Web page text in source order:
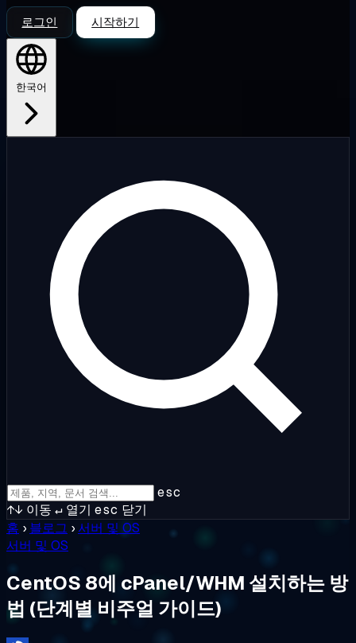
로그인 시작하기
한국어
esc
↑↓ 이동 ↵ 열기 esc 닫기
홈 › 블로그 ›서버 및 OS
서버 및 OS
CentOS 8에 cPanel/WHM 설치하는 방
법 (단계별 비주얼 가이드)